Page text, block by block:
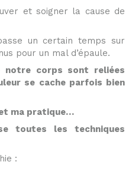
et soigner la cause de
un certain temps sur
pour un mal d’épaule.
notre corps sont reliées
se cache parfois bien
ma pratique…
toutes les techniques
: